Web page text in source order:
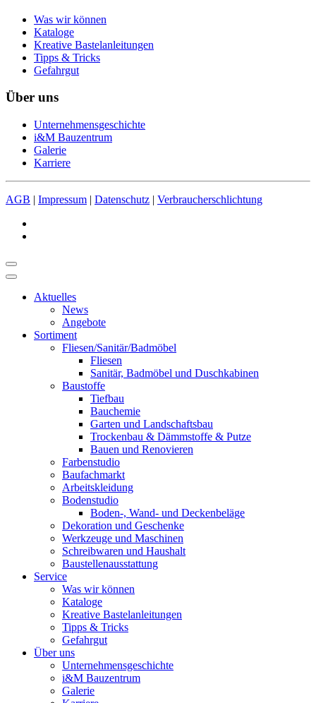
Was wir können
Kataloge
Kreative Bastelanleitungen
Tipps & Tricks
Gefahrgut
Über uns
Unternehmensgeschichte
i&M Bauzentrum
Galerie
Karriere
AGB | Impressum | Datenschutz | Verbraucherschlichtung
Aktuelles
News
Angebote
Sortiment
Fliesen/Sanitär/Badmöbel
Fliesen
Sanitär, Badmöbel und Duschkabinen
Baustoffe
Tiefbau
Bauchemie
Garten und Landschaftsbau
Trockenbau & Dämmstoffe & Putze
Bauen und Renovieren
Farbenstudio
Baufachmarkt
Arbeitskleidung
Bodenstudio
Boden-, Wand- und Deckenbeläge
Dekoration und Geschenke
Werkzeuge und Maschinen
Schreibwaren und Haushalt
Baustellenausstattung
Service
Was wir können
Kataloge
Kreative Bastelanleitungen
Tipps & Tricks
Gefahrgut
Über uns
Unternehmensgeschichte
i&M Bauzentrum
Galerie